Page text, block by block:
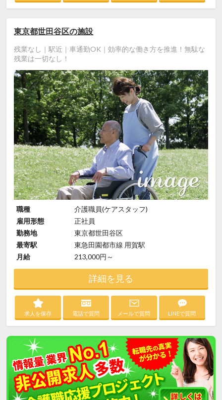
東京都世田谷区の施設
残業なし｜駅近｜車通勤OK｜効率的な働き方を推進！無駄な
残業は一切なし！
職種
介護職員(ケアスタッフ)
雇用形態
正社員
勤務地
東京都世田谷区
最寄駅
東急田園都市線 用賀駅
月給
213,000円～
詳細を見る
求人を保存 電話で質問 メールで質問 LINEで質問